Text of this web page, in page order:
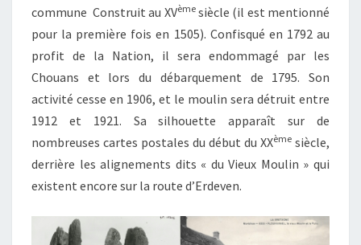
commune Construit au XVèmesiècle (il est mentionné
pour la première fois en 1505). Confisqué en 1792 au
profit de la Nation, il sera endommagé par les
Chouans et lors du débarquement de 1795. Son
activité cesse en 1906, et le moulin sera détruit entre
1912 et 1921. Sa silhouette apparaît sur de
nombreuses cartes postales du début du XXème siècle,
derrière les alignements dits « du Vieux Moulin » qui
existent encore sur la route d’Erdeven.